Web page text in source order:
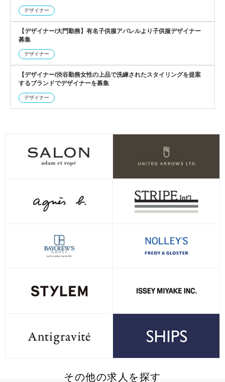
デザイナー
【デザイナー/大門勤務】有名子供服アパレルより子供服デザイナー
募集
デザイナー
【デザイナー/渋谷勤務女性の上品で洗練されたスタイリングを提案
するブランドでデザイナーを募集
デザイナー
その他の求人を探す